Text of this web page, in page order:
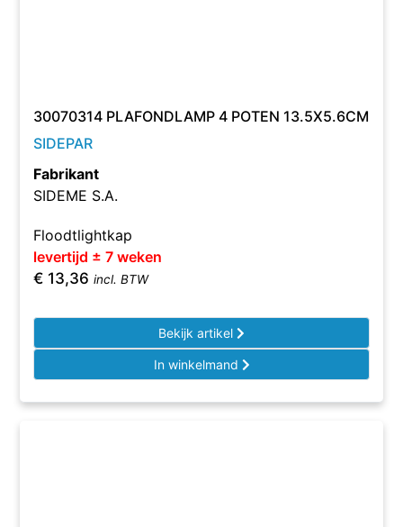
30070314 PLAFONDLAMP 4 POTEN 13.5X5.6CM
SIDEPAR
Fabrikant
SIDEME S.A.
Floodtlightkap
levertijd ± 7 weken
€ 13,36 incl. BTW
Bekijk artikel
In winkelmand